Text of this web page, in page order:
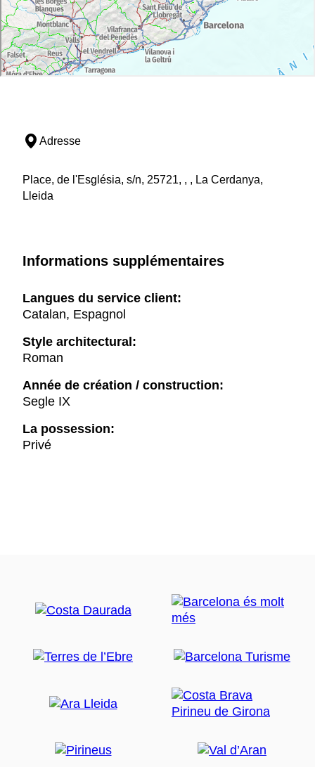
Adresse
Place, de l'Església, s/n, 25721, , , La Cerdanya,
Lleida
Informations supplémentaires
Langues du service client:
Catalan, Espagnol
Style architectural:
Roman
Année de création / construction:
Segle IX
La possession:
Privé